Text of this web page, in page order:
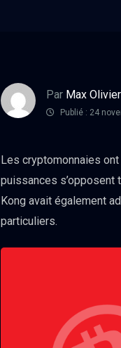
Par Max Olivier
Publié : 24
Les cryptomonnaies
puissances s’opposent
Kong avait également
particuliers.